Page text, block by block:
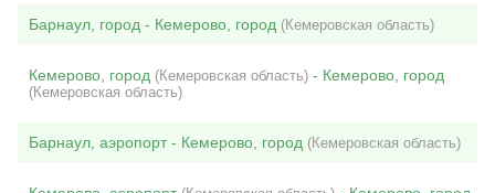
Барнаул, город - Кемерово, город (Кемеровская область)
Кемерово, город (Кемеровская область) - Кемерово, город
(Кемеровская область)
Барнаул, аэропорт - Кемерово, город (Кемеровская область)